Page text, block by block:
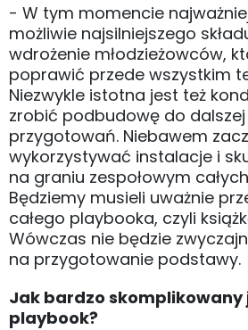
- W tym momencie
możliwie najsilniejszego
wdrożenie młodzieżowców,
poprawić przede wszystkim
Niezwykle istotna jest też
zrobić podbudowę do dalszej
przygotowań. Niebawem
wykorzystywać instalacje i
na graniu zespołowym
Będziemy musieli uważnie
całego playbooka, czyli
Wówczas nie będzie
na przygotowanie podstawy.
Jak bardzo skomplikowany
playbook?